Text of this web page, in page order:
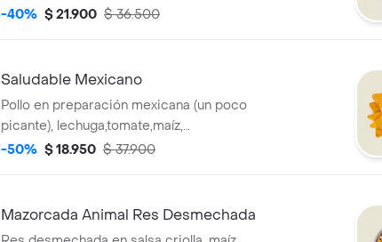
guacamole,mozzarella,maíz, lechuga y
-40% $ 21.900 $ 36.500
Saludable Mexicano
Pollo en preparación mexicana (un poco
picante), lechuga,tomate,maíz,
aguacate,nachos, arroz integral y salsa
-50% $ 18.950 $ 37.900
Mazorcada Animal Res Desmechada